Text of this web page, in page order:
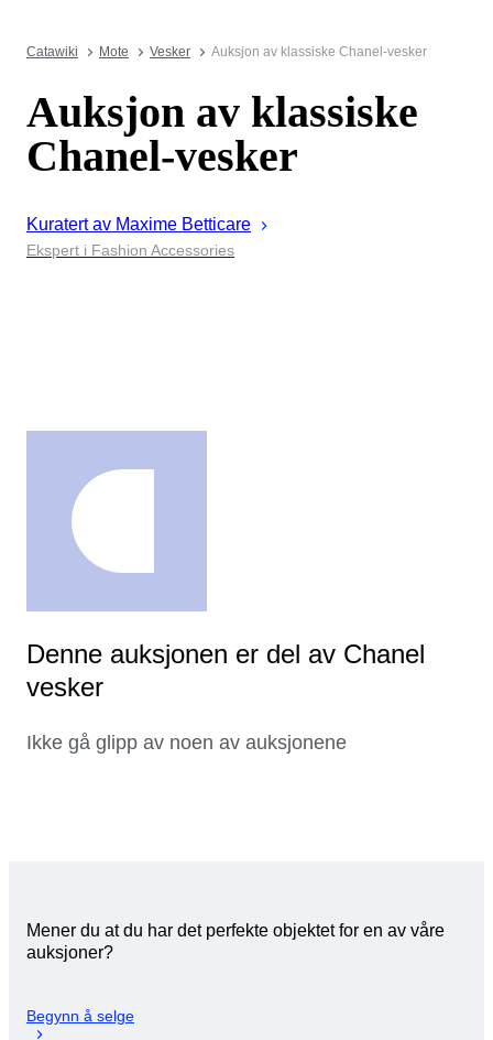
Catawiki Mote Vesker Auksjon av klassiske Chanel-vesker
Auksjon av klassiske
Chanel-vesker
Kuratert av Maxime Betticare
Ekspert i Fashion Accessories
Denne auksjonen er del av Chanel
vesker
Ikke gå glipp av noen av auksjonene
Mener du at du har det perfekte objektet for en av våre
auksjoner?
Begynn å selge